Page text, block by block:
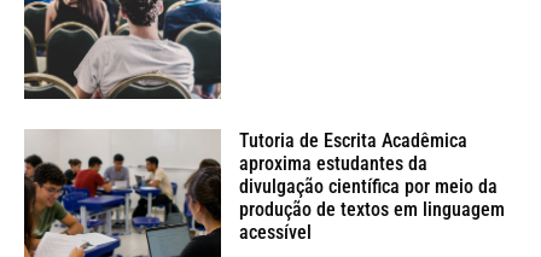
Tutoria de Escrita Acadêmica
aproxima estudantes da
divulgação científica por meio da
produção de textos em linguagem
acessível